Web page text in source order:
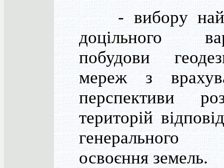
- вибору
доцільного
побудови
мереж з
перспективи
територій
генерального
освоєння земель.